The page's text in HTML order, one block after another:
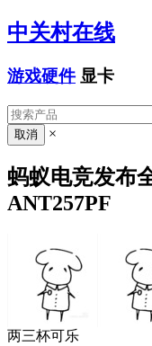
中关村在线
游戏硬件 显卡
×
蚂蚁电竞发布
ANT257PF
两三杯可乐